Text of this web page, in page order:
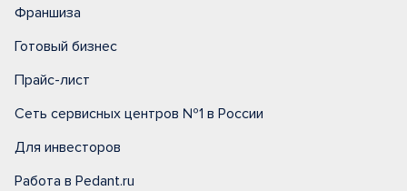
Франшиза
Готовый бизнес
Прайс-лист
Сеть сервисных центров №1 в России
Для инвесторов
Работа в Pedant.ru